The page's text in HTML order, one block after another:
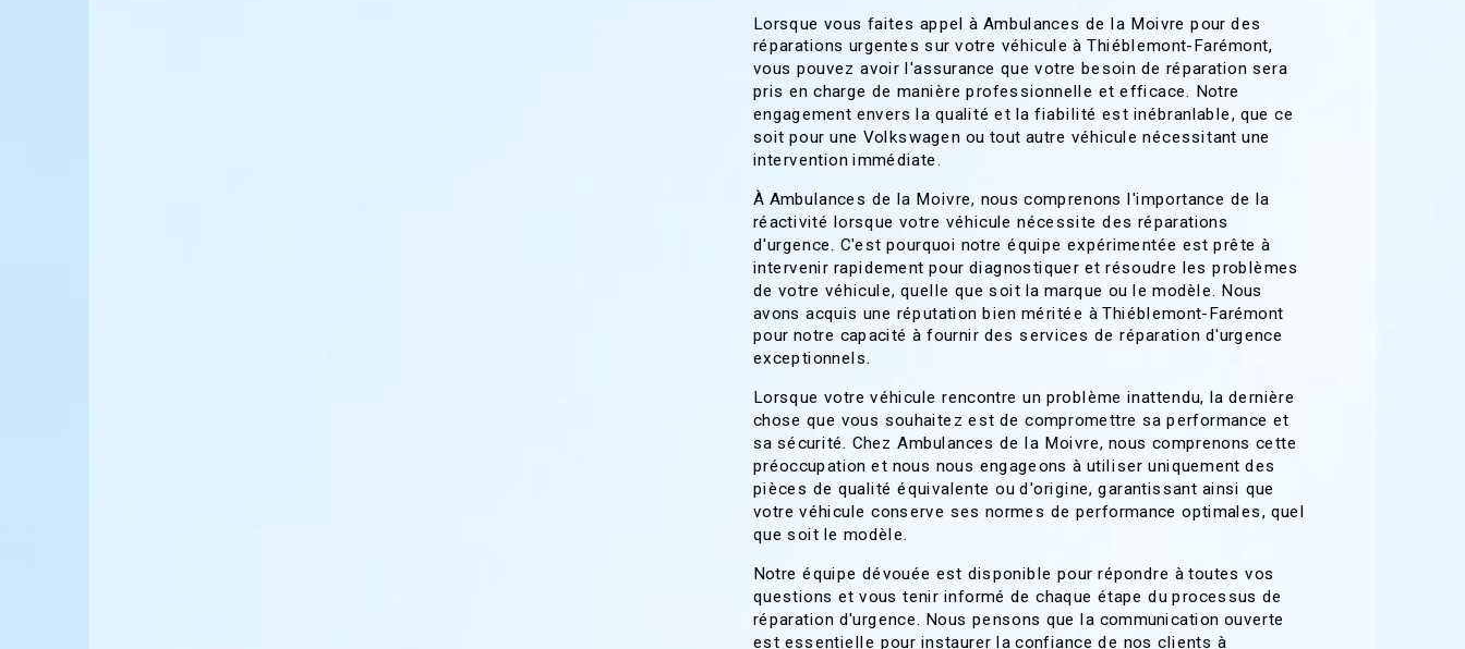
Lorsque vous faites appel à Ambulances de la Moivre pour des
réparations urgentes sur votre véhicule à Thiéblemont-Farémont,
vous pouvez avoir l'assurance que votre besoin de réparation sera
pris en charge de manière professionnelle et efficace. Notre
engagement envers la qualité et la fiabilité est inébranlable, que ce
soit pour une Volkswagen ou tout autre véhicule nécessitant une
intervention immédiate.
À Ambulances de la Moivre, nous comprenons l'importance de la
réactivité lorsque votre véhicule nécessite des réparations
d'urgence. C'est pourquoi notre équipe expérimentée est prête à
intervenir rapidement pour diagnostiquer et résoudre les problèmes
de votre véhicule, quelle que soit la marque ou le modèle. Nous
avons acquis une réputation bien méritée à Thiéblemont-Farémont
pour notre capacité à fournir des services de réparation d'urgence
exceptionnels.
Lorsque votre véhicule rencontre un problème inattendu, la dernière
chose que vous souhaitez est de compromettre sa performance et
sa sécurité. Chez Ambulances de la Moivre, nous comprenons cette
préoccupation et nous nous engageons à utiliser uniquement des
pièces de qualité équivalente ou d'origine, garantissant ainsi que
votre véhicule conserve ses normes de performance optimales, quel
que soit le modèle.
Notre équipe dévouée est disponible pour répondre à toutes vos
questions et vous tenir informé de chaque étape du processus de
réparation d'urgence. Nous pensons que la communication ouverte
est essentielle pour instaurer la confiance de nos clients à